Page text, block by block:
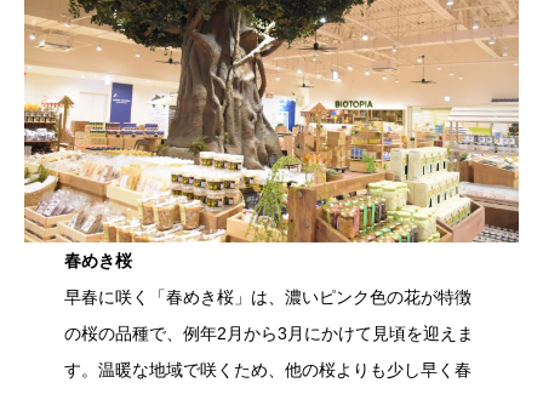
春めき桜
早春に咲く「春めき桜」は、濃いピンク色の花が特徴
の桜の品種で、例年2月から3月にかけて見頃を迎えま
す。温暖な地域で咲くため、他の桜よりも少し早く春